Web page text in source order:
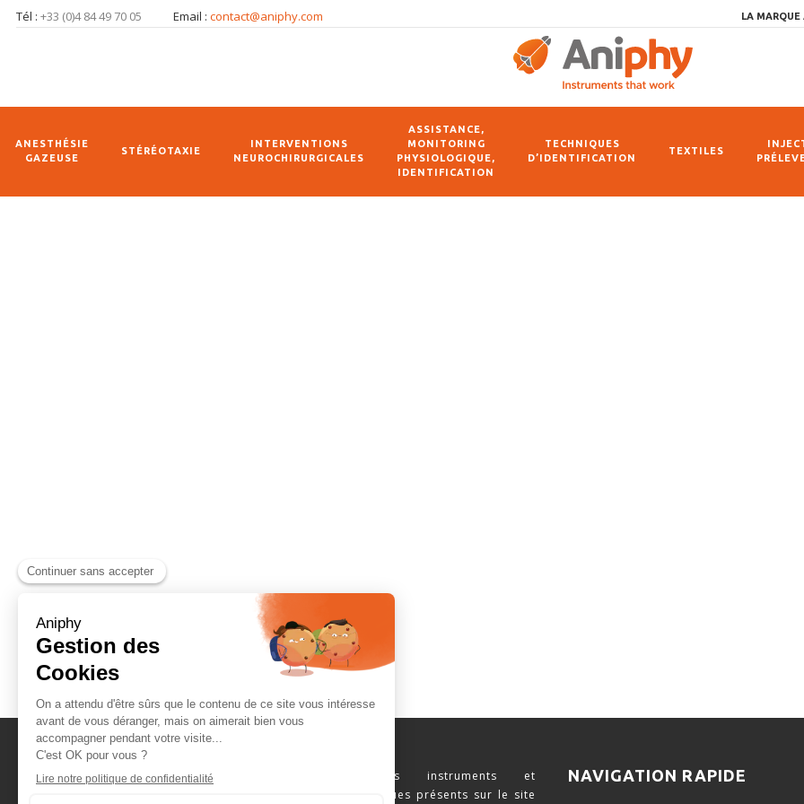
Tél : +33 (0)4 84 49 70 05 Email : contact@aniphy.com LA MARQUE
ANESTHÉSIE
GAZEUSE
STÉRÉOTAXIE
INTERVENTIONS
NEUROCHIRURGICALES
ASSISTANCE,
MONITORING
PHYSIOLOGIQUE,
IDENTIFICATION
TECHNIQUES
D’IDENTIFICATION
TEXTILES
Naviguez parmi les instruments et
consommables scientifiques présents sur le site
NAVIGATION RAPIDE